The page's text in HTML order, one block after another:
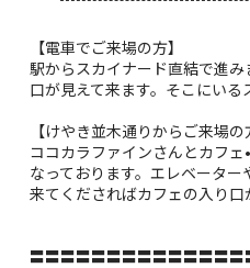
【電車でご来場の方】
駅からスカイナード直結で進
口が見えて来ます。そこにいる
【けやき並木通りからご来場の
ココカラファインさんとカフ
なっております。エレベータ
来てくださればカフェの入り口
〓〓〓〓〓〓〓〓〓〓〓〓〓